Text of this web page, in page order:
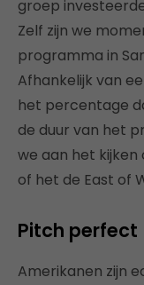
groep
Zelf zijn we
programma in
Afhankelijk van
het percentage
de duur van het
we aan het kijken
of het de East of
Pitch perfect
Amerikanen zijn